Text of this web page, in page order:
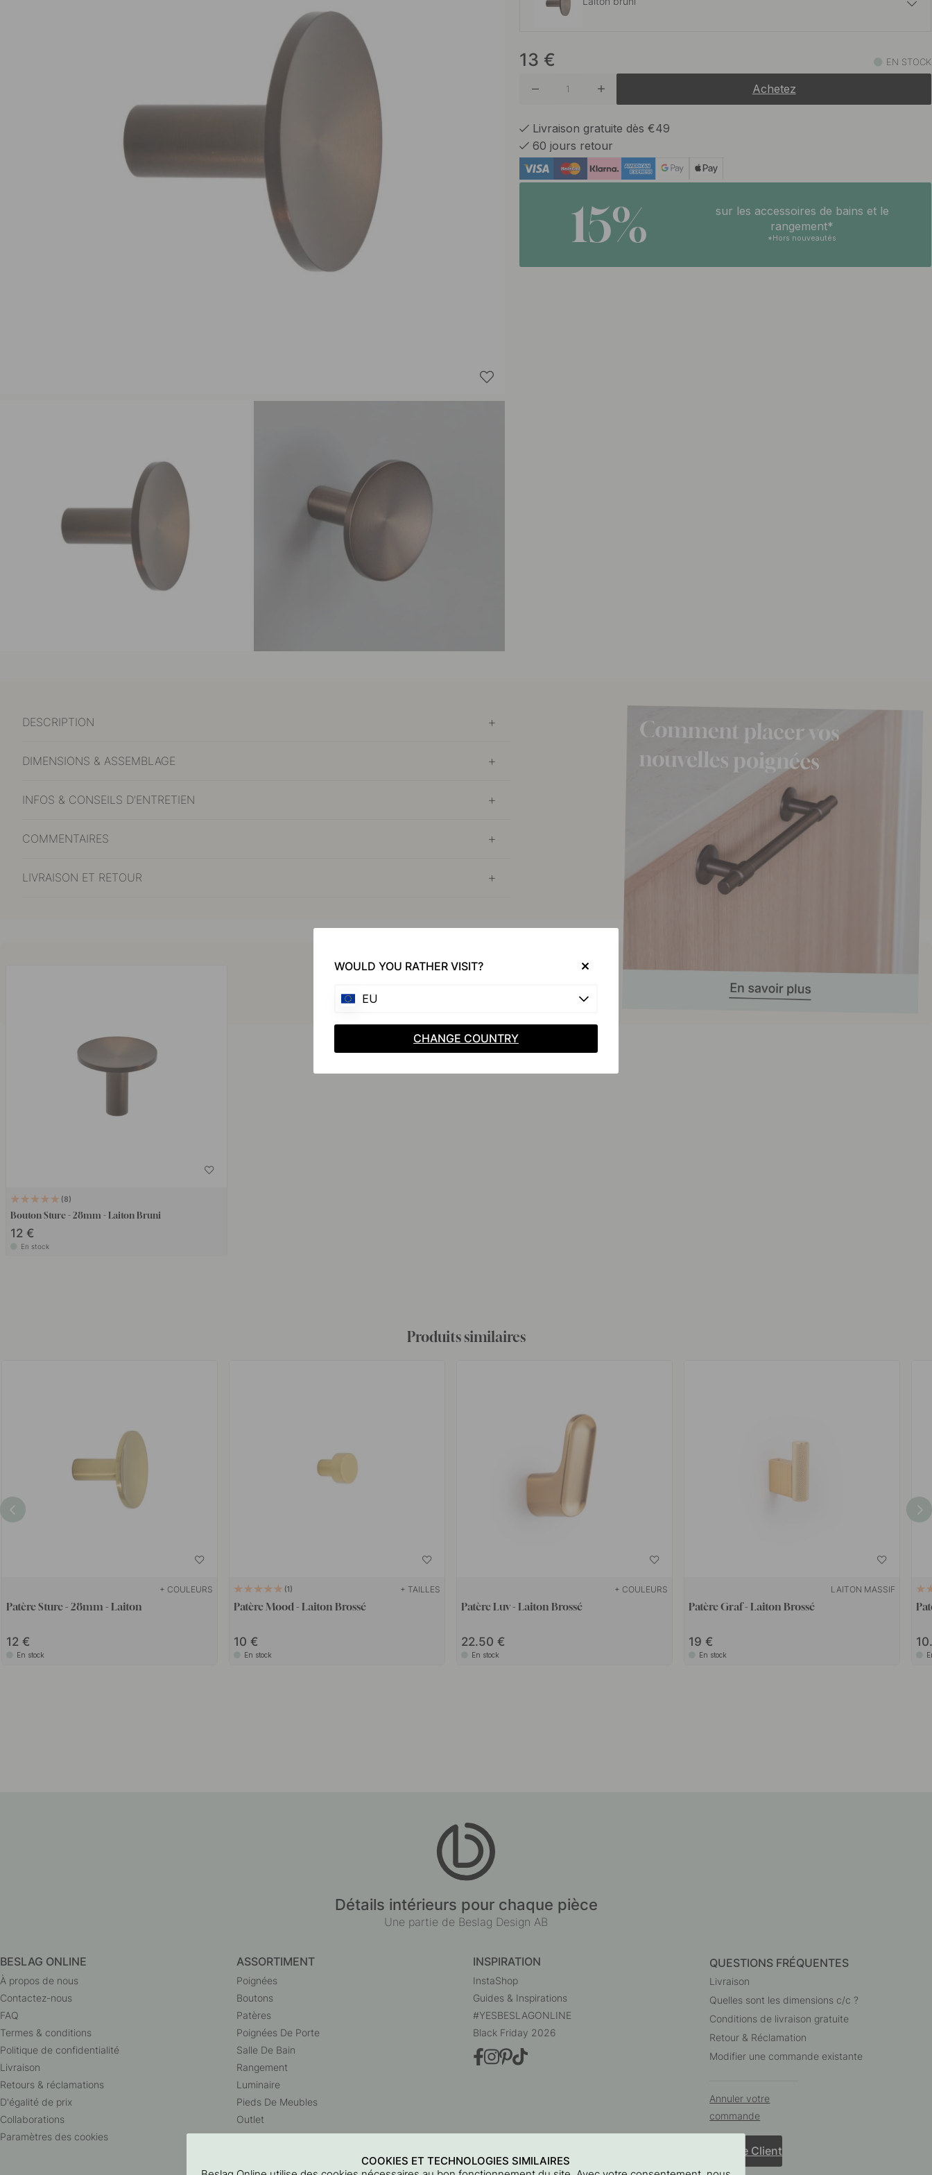
En stock
Acier inoxydable
Laiton brossé non traité
13 € EN STOCK
Achetez
Livraison gratuite dès €49
60 jours retour
15%
sur les accessoires de bains et le
rangement*
*Hors nouveautés
DESCRIPTION
DIMENSIONS & ASSEMBLAGE
INFOS & CONSEILS D'ENTRETIEN
COMMENTAIRES
LIVRAISON ET RETOUR
8
Bouton Sture - 28mm - Laiton Bruni
12 €
En stock
Produits similaires
+ COULEURS
Patère Sture - 28mm - Laiton
12
En stock
1 + TAILLES
Patère Mood - Laiton Brossé
10
En stock
+ COULEURS
Patère Luv - Laiton Brossé
22.50
En stock
LAITON MASSIF
Patère Graf - Laiton Brossé
19
En stock
Détails intérieurs pour chaque pièce
Une partie de Beslag Design AB
BESLAG ONLINE
À propos de nous
Contactez-nous
FAQ
Termes & conditions
Politique de confidentialité
Livraison
Retours & réclamations
D'égalité de prix
Collaborations
Paramètres des cookies
ASSORTIMENT
Poignées
Boutons
Patères
Poignées De Porte
Salle De Bain
Rangement
Luminaire
Pieds De Meubles
Outlet
INSPIRATION
InstaShop
Guides & Inspirations
#YESBESLAGONLINE
Black Friday 2026
QUESTIONS FRÉQUENTES
Livraison
Quelles sont les dimensions c/c ?
Conditions de livraison gratuite
Retour & Réclamation
Modifier une commande existante
Annuler votre
commande
Service Client
COOKIES ET TECHNOLOGIES SIMILAIRES
WOULD YOU RATHER VISIT?
EU
CHANGE COUNTRY